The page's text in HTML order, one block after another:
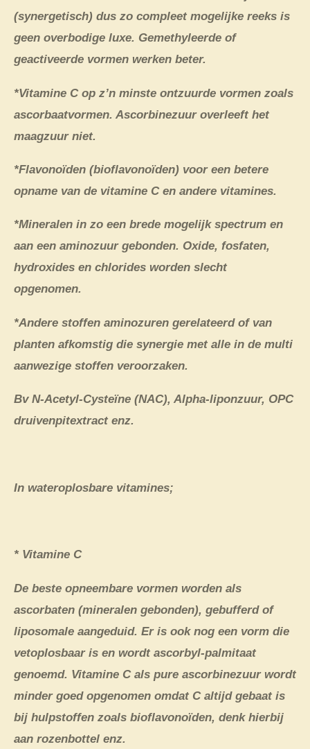
(synergetisch) dus zo compleet mogelijke reeks is
geen overbodige luxe. Gemethyleerde of
geactiveerde vormen werken beter.
*Vitamine C op z’n minste ontzuurde vormen zoals
ascorbaatvormen. Ascorbinezuur overleeft het
maagzuur niet.
*Flavonoïden (bioflavonoïden) voor een betere
opname van de vitamine C en andere vitamines.
*Mineralen in zo een brede mogelijk spectrum en
aan een aminozuur gebonden. Oxide, fosfaten,
hydroxides en chlorides worden slecht
opgenomen.
*Andere stoffen aminozuren gerelateerd of van
planten afkomstig die synergie met alle in de multi
aanwezige stoffen veroorzaken.
Bv N-Acetyl-Cysteïne (NAC), Alpha-liponzuur, OPC
druivenpitextract enz.
In wateroplosbare vitamines;
* Vitamine C
De beste opneembare vormen worden als
ascorbaten (mineralen gebonden), gebufferd of
liposomale aangeduid. Er is ook nog een vorm die
vetoplosbaar is en wordt ascorbyl-palmitaat
genoemd. Vitamine C als pure ascorbinezuur wordt
minder goed opgenomen omdat C altijd gebaat is
bij hulpstoffen zoals bioflavonoïden, denk hierbij
aan rozenbottel enz.